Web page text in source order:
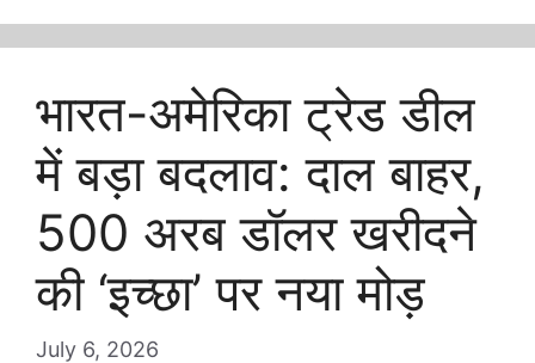
भारत-अमेरिका ट्रेड डील
में बड़ा बदलाव: दाल बाहर,
500 अरब डॉलर खरीदने
की ‘इच्छा’ पर नया मोड़
July 6, 2026